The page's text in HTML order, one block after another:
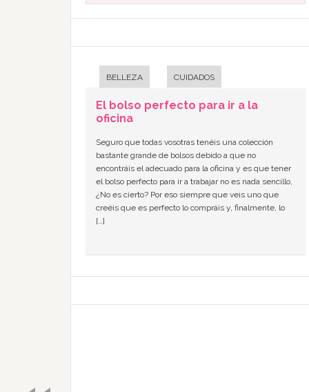
BELLEZA CUIDADOS
El bolso perfecto para ir a la
oficina
Seguro que todas vosotras tenéis una colección
bastante grande de bolsos debido a que no
encontráis el adecuado para la oficina y es que tener
el bolso perfecto para ir a trabajar no es nada sencillo,
¿No es cierto? Por eso siempre que veis uno que
creéis que es perfecto lo compráis y, finalmente, lo
[…]